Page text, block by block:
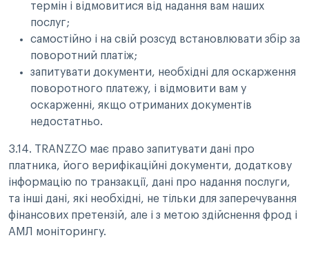
термін і відмовитися від надання вам наших
послуг;
самостійно і на свій розсуд встановлювати збір за
поворотний платіж;
запитувати документи, необхідні для оскарження
поворотного платежу, і відмовити вам у
оскарженні, якщо отриманих документів
недостатньо.
3.14. TRANZZO має право запитувати дані про
платника, його верифікаційні документи, додаткову
інформацію по транзакції, дані про надання послуги,
та інші дані, які необхідні, не тільки для заперечування
фінансових претензій, але і з метою здійснення фрод і
АМЛ моніторингу.